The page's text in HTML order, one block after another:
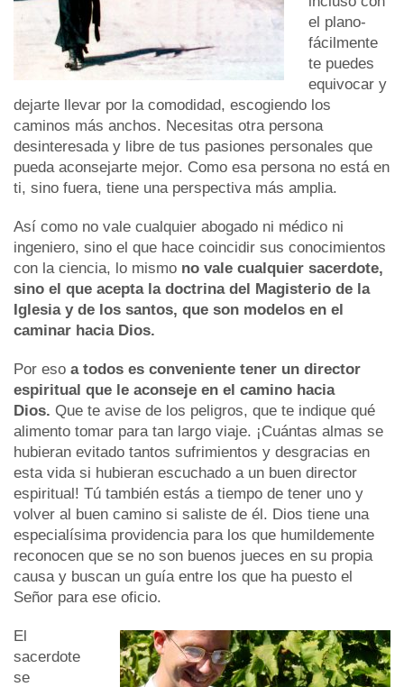
el plano-
fácilmente
te puedes
equivocar y
dejarte llevar por la comodidad, escogiendo los
caminos más anchos. Necesitas otra persona
desinteresada y libre de tus pasiones personales que
pueda aconsejarte mejor. Como esa persona no está en
ti, sino fuera, tiene una perspectiva más amplia.
Así como no vale cualquier abogado ni médico ni
ingeniero, sino el que hace coincidir sus conocimientos
con la ciencia, lo mismo no vale cualquier sacerdote,
sino el que acepta la doctrina del Magisterio de la
Iglesia y de los santos, que son modelos en el
caminar hacia Dios.
Por eso a todos es conveniente tener un director
espiritual que le aconseje en el camino hacia
Dios. Que te avise de los peligros, que te indique qué
alimento tomar para tan largo viaje. ¡Cuántas almas se
hubieran evitado tantos sufrimientos y desgracias en
esta vida si hubieran escuchado a un buen director
espiritual! Tú también estás a tiempo de tener uno y
volver al buen camino si saliste de él. Dios tiene una
especialísima providencia para los que humildemente
reconocen que se no son buenos jueces en su propia
causa y buscan un guía entre los que ha puesto el
Señor para ese oficio.
El
sacerdote
se